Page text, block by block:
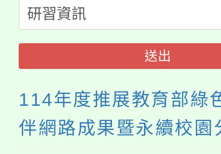
代理(課)教師甄選結果(
公告本校115學年度第
轉知中國文化大學推廣
《TA101》溝通分析基
程，歡迎學生輔導中心
心理、諮商輔導、社會
送出
114年度推展教育部綠
伴網路成果暨永續校園